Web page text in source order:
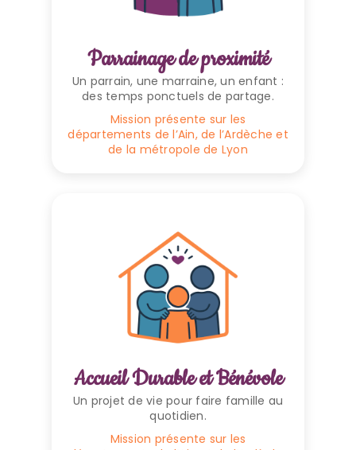
Parrainage de proximité
Un parrain, une marraine, un enfant :
des temps ponctuels de partage.
Mission présente sur les
départements de l’Ain, de l’Ardèche et
de la métropole de Lyon
Accueil Durable et Bénévole
Un projet de vie pour faire famille au
quotidien.
Mission présente sur les